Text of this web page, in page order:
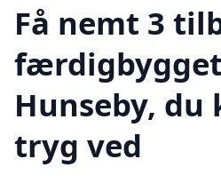
Få nemt 3
Hunseby,
tryg ved